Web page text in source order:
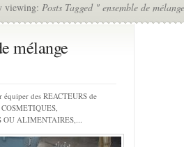
viewing: Posts Tagged " ensemble de
mélange
des REACTEURS de
OU ALIMENTAIRES,...